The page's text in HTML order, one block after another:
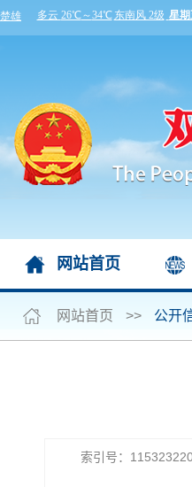
网站首页
网站首页 >> 公开
索引号：